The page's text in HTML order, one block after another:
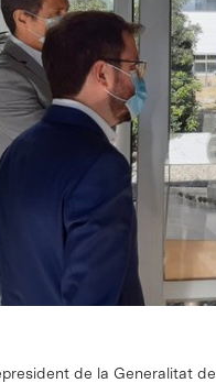
de la Generalitat